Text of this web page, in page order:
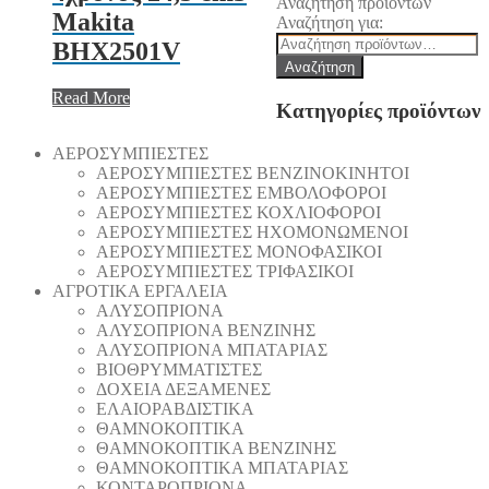
Makita
BHX2501V
Read More
Αναζήτηση για:
Αναζήτηση
Κατηγορίες προϊόντων
AEΡΟΣΥΜΠΙΕΣΤΕΣ
AEΡΟΣΥΜΠΙΕΣΤΕΣ ΒΕΝΖΙΝΟΚΙΝΗΤΟΙ
AEΡΟΣΥΜΠΙΕΣΤΕΣ ΕΜΒΟΛΟΦΟΡΟΙ
AEΡΟΣΥΜΠΙΕΣΤΕΣ ΚΟΧΛΙΟΦΟΡΟΙ
ΑΕΡΟΣΥΜΠΙΕΣΤΕΣ ΗΧΟΜΟΝΩΜΕΝΟΙ
ΑΕΡΟΣΥΜΠΙΕΣΤΕΣ ΜΟΝΟΦΑΣΙΚΟΙ
ΑΕΡΟΣΥΜΠΙΕΣΤΕΣ ΤΡΙΦΑΣΙΚΟΙ
ΑΓΡΟΤΙΚΑ ΕΡΓΑΛΕΙΑ
AΛΥΣΟΠΡΙΟΝΑ
AΛΥΣΟΠΡΙΟΝΑ ΒΕΝΖΙΝΗΣ
AΛΥΣΟΠΡΙΟΝΑ ΜΠΑΤΑΡΙΑΣ
ΒΙΟΘΡΥΜΜΑΤΙΣΤΕΣ
ΔΟΧΕΙΑ ΔΕΞΑΜΕΝΕΣ
ΕΛΑΙΟΡΑΒΔΙΣΤΙΚΑ
ΘAΜΝΟΚΟΠΤΙΚΑ
ΘAΜΝΟΚΟΠΤΙΚΑ ΒΕΝΖΙΝΗΣ
ΘAΜΝΟΚΟΠΤΙΚΑ ΜΠΑΤΑΡΙΑΣ